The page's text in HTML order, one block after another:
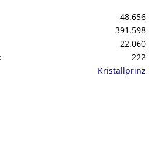
48.656
391.598
22.060
222
Kristallprinz